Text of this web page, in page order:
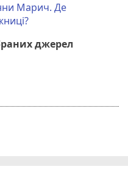
Марич. Де
джерел